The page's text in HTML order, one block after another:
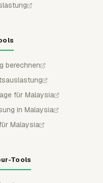
berechnen
für Malaysia
in Malaysia
Malaysia
Tools